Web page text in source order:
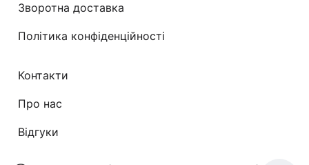
Зворотна доставка
Політика конфіденційності
Контакти
Про нас
Відгуки